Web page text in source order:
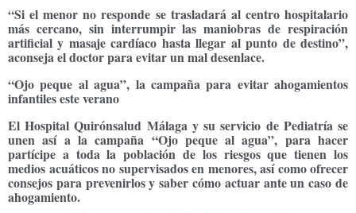
“Si el menor no responde se trasladará al centro hospitalario
más cercano, sin interrumpir las maniobras de respiración
artificial y masaje cardíaco hasta llegar al punto de destino”,
aconseja el doctor para evitar un mal desenlace.
“Ojo peque al agua”, la campaña para evitar ahogamientos
infantiles este verano
El Hospital Quirónsalud Málaga y su servicio de Pediatría se
unen así a la campaña “Ojo peque al agua”, para hacer
partícipe a toda la población de los riesgos que tienen los
medios acuáticos no supervisados en menores, así como ofrecer
consejos para prevenirlos y saber cómo actuar ante un caso de
ahogamiento.